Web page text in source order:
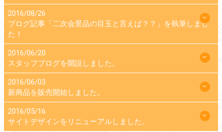
2016/08/26
ブログ記事「二次会景品の目玉と言えば？？」を執筆しまし
た！
2016/06/20
スタッフブログを開設しました。
2016/06/03
新商品を販売開始しました。
2016/05/16
サイトデザインをリニューアルしました。